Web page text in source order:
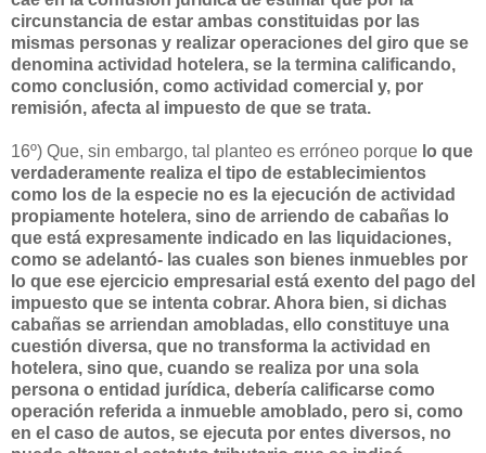
circunstancia de estar ambas constituidas por las
mismas personas y realizar operaciones del giro que se
denomina actividad hotelera, se la termina calificando,
como conclusión, como actividad comercial y, por
remisión, afecta al impuesto de que se trata.
16º) Que, sin embargo, tal planteo es erróneo porque lo que
verdaderamente realiza el tipo de establecimientos
como los de la especie no es la ejecución de actividad
propiamente hotelera, sino de arriendo de cabañas lo
que está expresamente indicado en las liquidaciones,
como se adelantó- las cuales son bienes inmuebles por
lo que ese ejercicio empresarial está exento del pago del
impuesto que se intenta cobrar. Ahora bien, si dichas
cabañas se arriendan amobladas, ello constituye una
cuestión diversa, que no transforma la actividad en
hotelera, sino que, cuando se realiza por una sola
persona o entidad jurídica, debería calificarse como
operación referida a inmueble amoblado, pero si, como
en el caso de autos, se ejecuta por entes diversos, no